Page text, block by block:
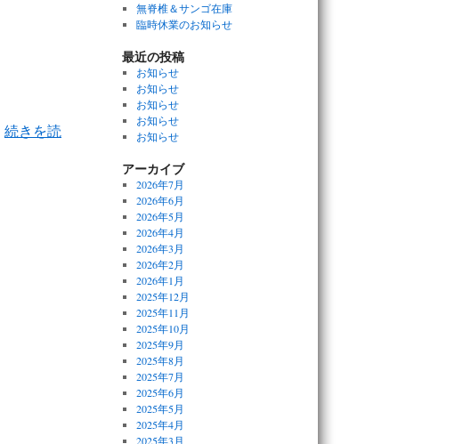
続きを読
無脊椎＆サンゴ在庫
臨時休業のお知らせ
最近の投稿
お知らせ
お知らせ
お知らせ
お知らせ
お知らせ
アーカイブ
2026年7月
2026年6月
2026年5月
2026年4月
2026年3月
2026年2月
2026年1月
2025年12月
2025年11月
2025年10月
2025年9月
2025年8月
2025年7月
2025年6月
2025年5月
2025年4月
2025年3月